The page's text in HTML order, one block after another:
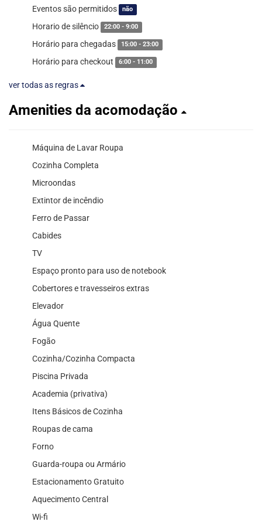
Eventos são permitidos não
Horario de silêncio 22:00 - 9:00
Horário para chegadas 15:00 - 23:00
Horário para checkout 6:00 - 11:00
ver todas as regras
Amenities da acomodação
Máquina de Lavar Roupa
Cozinha Completa
Microondas
Extintor de incêndio
Ferro de Passar
Cabides
TV
Espaço pronto para uso de notebook
Cobertores e travesseiros extras
Elevador
Água Quente
Fogão
Cozinha/Cozinha Compacta
Piscina Privada
Academia (privativa)
Itens Básicos de Cozinha
Roupas de cama
Forno
Guarda-roupa ou Armário
Estacionamento Gratuito
Aquecimento Central
Wi-fi